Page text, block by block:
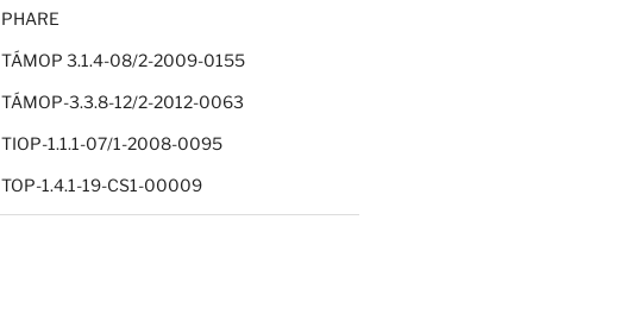
PHARE
TÁMOP 3.1.4-08/2-2009-0155
TÁMOP-3.3.8-12/2-2012-0063
TIOP-1.1.1-07/1-2008-0095
TOP-1.4.1-19-CS1-00009